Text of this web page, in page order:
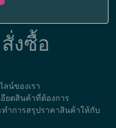
งซื้อ
ลน์ของเรา
อียดสินค้าที่ต้องการ
ำการสรุปราคาสินค้าให้กับ